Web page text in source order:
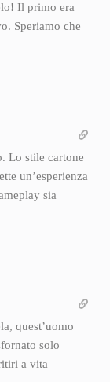
Il primo era
Speriamo che
Lo stile cartone
un’esperienza
sia
quest’uomo
solo
a vita